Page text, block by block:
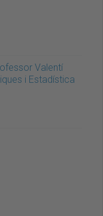
Valentí
i Estadística